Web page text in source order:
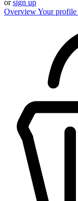
orsign up
OverviewYour profile